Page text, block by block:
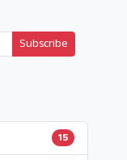
Subscribe
15